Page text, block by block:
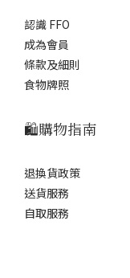
認識 FFO
成為會員
條款及細則
食物牌照
🛍️購物指南
退換貨政策
送貨服務
自取服務